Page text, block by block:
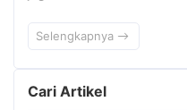
Selengkapnya
Cari Artikel